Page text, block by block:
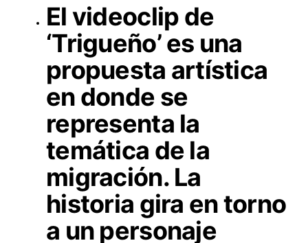
El videoclip de
‘Trigueño’ es una
propuesta artística
en donde se
representa la
temática de la
migración. La
historia gira en torno
a un personaje